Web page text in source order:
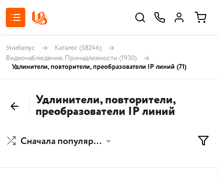
Унибелус Каталог (58246)
Видеонаблюдение. Принадлежности (1930)
Удлинители, повторители, преобразователи IP линий (71)
Удлинители, повторители,
преобразователи IP линий
Сначала популярные